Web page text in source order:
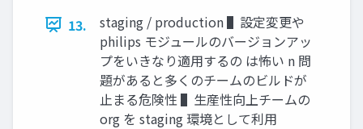
13.
staging / production ▌設定変更や
philips モジュールのバージョンアッ
プをいきなり適⽤するの は怖い n 問
題があると多くのチームのビルドが
⽌まる危険性 ▌⽣産性向上チームの
org を staging 環境として利⽤